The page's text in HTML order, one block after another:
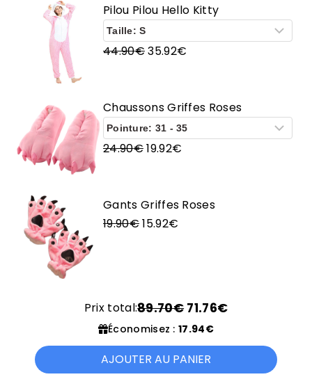
Pilou Pilou Hello Kitty
44.90€Le
était :
44.90€.
35.92€
est :
35.92€.
Chaussons Griffes Roses
24.90€Le
était :
24.90€.
19.92€
est :
Gants Griffes Roses
19.90€Le
15.92€
Prix total:89.70€ 71.76€
Économisez :17.94€
AJOUTER AU PANIER